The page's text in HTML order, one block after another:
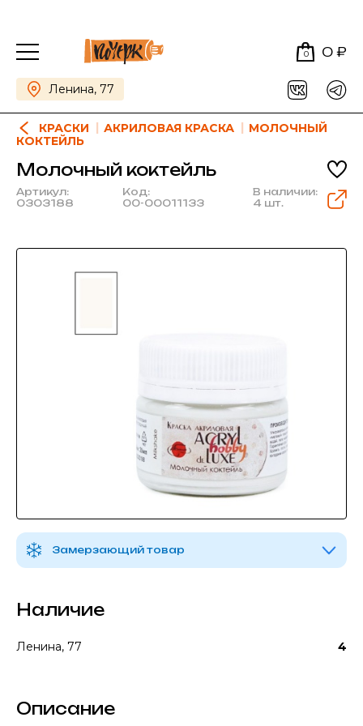
0 0 ₽
Ленина, 77
КРАСКИ АКРИЛОВАЯ КРАСКА
МОЛОЧНЫЙ
КОКТЕЙЛЬ
Молочный коктейль
Артикул:
0303188
Код:
00-00011133
В наличии:
4 шт.
Замерзающий товар
Наличие
Ленина, 77 4
Описание